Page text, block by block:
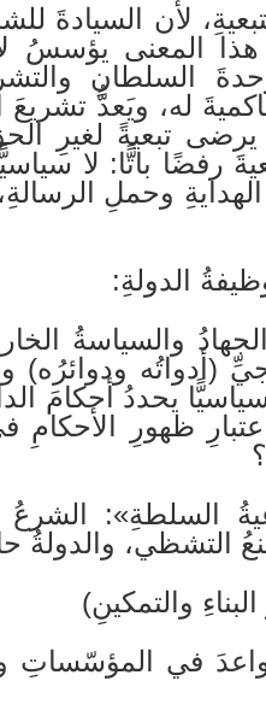
لأن السيادةَ
المعنى يؤسسُ
السلطانِ
له، ويَعدُّ تشريعَ
تبعيةً لغيرِ
رفضًا باتًّا: لا
وحملِ
الدولةِ:
والسياسةُ
(أدواتُه
يحددُ أحكامَ
ظهورِ الأحكامِ
السلطةِ»:
التشظي، والدولةُ
والتمكينِ)
في المؤسّساتِ